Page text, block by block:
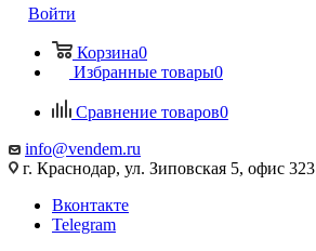
Войти
Корзина0
Избранные товары0
Сравнение товаров0
info@vendem.ru
г. Краснодар, ул. Зиповская 5, офис 323
Вконтакте
Telegram